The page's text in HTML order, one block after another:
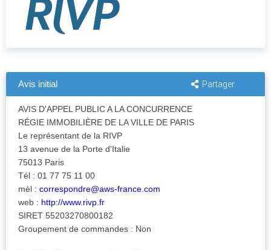
Avis initial Partager
AVIS D'APPEL PUBLIC A LA CONCURRENCE
RÉGIE IMMOBILIÈRE DE LA VILLE DE PARIS
Le représentant de la RIVP
13 avenue de la Porte d'Italie
75013 Paris
Tél : 01 77 75 11 00
mèl : correspondre@aws-france.com
web : http://www.rivp.fr
SIRET 55203270800182
Groupement de commandes : Non